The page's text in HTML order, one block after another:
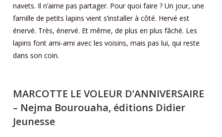
navets. Il n’aime pas partager. Pour quoi faire ? Un jour, une
famille de petits lapins vient s’installer à côté. Hervé est
énervé. Très, énervé. Et même, de plus en plus fâché. Les
lapins font ami-ami avec les voisins, mais pas lui, qui reste
dans son coin.
MARCOTTE LE VOLEUR D’ANNIVERSAIRE
– Nejma Bourouaha, éditions Didier
Jeunesse